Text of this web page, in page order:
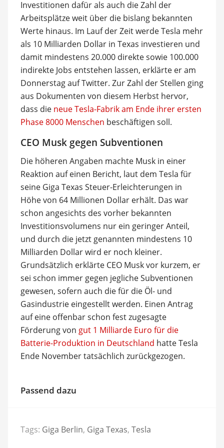
Investitionen dafür als auch die Zahl der
Arbeitsplätze weit über die bislang bekannten
Werte hinaus. Im Lauf der Zeit werde Tesla mehr
als 10 Milliarden Dollar in Texas investieren und
damit mindestens 20.000 direkte sowie 100.000
indirekte Jobs entstehen lassen, erklärte er am
Donnerstag auf Twitter. Zur Zahl der Stellen ging
aus Dokumenten von diesem Herbst hervor,
dass die neue Tesla-Fabrik am Ende ihrer ersten
Phase 8000 Menschen beschäftigen soll.
CEO Musk gegen Subventionen
Die höheren Angaben machte Musk in einer
Reaktion auf einen Bericht, laut dem Tesla für
seine Giga Texas Steuer-Erleichterungen in
Höhe von 64 Millionen Dollar erhält. Das war
schon angesichts des vorher bekannten
Investitionsvolumens nur ein geringer Anteil,
und durch die jetzt genannten mindestens 10
Milliarden Dollar wird er noch kleiner.
Grundsätzlich erklärte CEO Musk vor kurzem, er
sei schon immer gegen jegliche Subventionen
gewesen, sofern auch die für die Öl- und
Gasindustrie eingestellt werden. Einen Antrag
auf eine offenbar schon fest zugesagte
Förderung von gut 1 Milliarde Euro für die
Batterie-Produktion in Deutschland hatte Tesla
Ende November tatsächlich zurückgezogen.
Passend dazu
Tags: Giga Berlin, Giga Texas, Tesla